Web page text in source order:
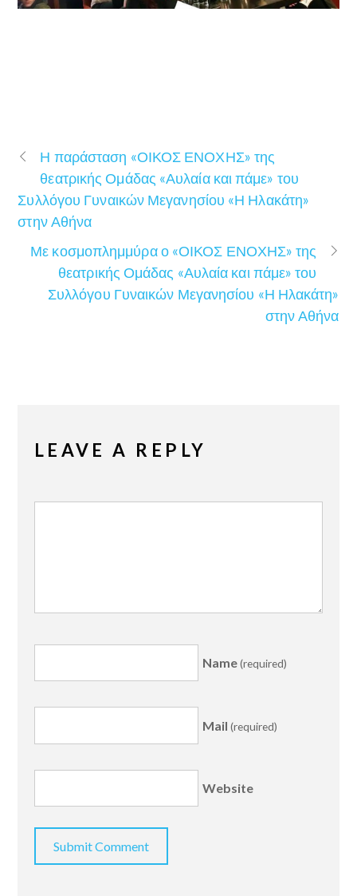
Η παράσταση «ΟΙΚΟΣ ΕΝΟΧΗΣ» της
θεατρικής Ομάδας «Αυλαία και πάμε» του
Συλλόγου Γυναικών Μεγανησίου «Η Ηλακάτη»
στην Αθήνα
Με κοσμοπλημμύρα ο «ΟΙΚΟΣ ΕΝΟΧΗΣ» της
θεατρικής Ομάδας «Αυλαία και πάμε» του
Συλλόγου Γυναικών Μεγανησίου «Η Ηλακάτη»
στην Αθήνα
LEAVE A REPLY
Name(required)
Mail (required)
Website